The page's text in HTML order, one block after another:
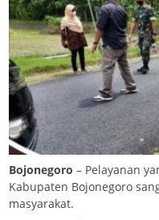
Bojonegoro – Pelayanan
Kabupaten Bojonegoro
masyarakat.